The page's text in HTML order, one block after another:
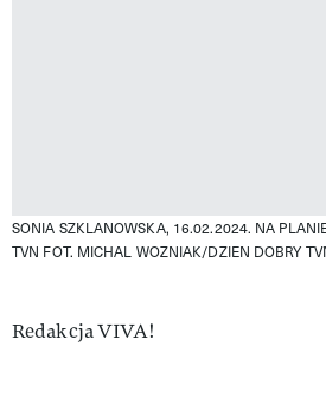
SONIA SZKLANOWSKA, 16.02.2024. NA
TVN FOT. MICHAL WOZNIAK/DZIEN DOBRY
Authors
Redakcja VIVA!